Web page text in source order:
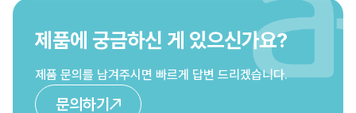
제품에 궁금하신 게 있으신가요?
제품 문의를 남겨주시면 빠르게 답변 드리겠습니다.
문의하기